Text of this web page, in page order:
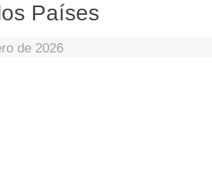
Países
de 2026